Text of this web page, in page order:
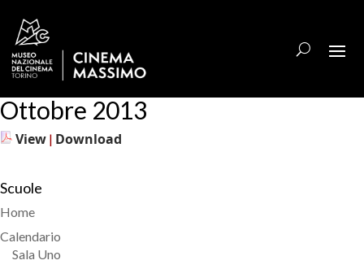
Ottobre 2013
View | Download
Scuole
Home
Calendario
Sala Uno